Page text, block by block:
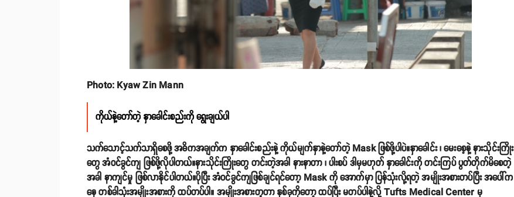
Photo: Kyaw Zin Mann
ကိုယ်နဲ့တော်တဲ့ နှာခေါင်းစည်းကို ရွေးချယ်ပါ
သက်သောင့်သက်သာရှိစေဖို့ အဓိကအချက်က နှာခေါင်းစည်းနဲ့ ကိုယ်မျက်နှာနဲ့တော်တဲ့ Mask ဖြစ်ဖို့ပါပဲ။နှာခေါင်း ၊ မေးစေ့နဲ့ နားသိုင်းကြိုး
တွေ အံဝင်ခွင်ကျ ဖြစ်ဖို့လိုပါတယ်။နားသိုင်းကြိုးတွေ တင်းတဲ့အခါ နားနာတာ ၊ ပါးစပ် ဒါမှမဟုတ် နှာခေါင်းကို တင်းကြပ် ပွတ်တိုက်မိစေတဲ့
အခါ နာကျင်မှု ဖြစ်လာနိုင်ပါတယ်။ပိုပြီး အံဝင်ခွင်ကျဖြစ်ချင်ရင်တော့ Mask ကို အောက်မှာ ပြန်သုံးလို့ရတဲ့ အမျိုးအစားတပ်ပြီး အပေါ်က
နေ တစ်ခါသုံးအမျိုးအစားကို ထပ်တပ်ပါ။ အမျိုးအစားတူတာ နှစ်ခုကိုတော့ ထပ်ပြီး မတပ်ပါနဲ့လို့ Tufts Medical Center မှ